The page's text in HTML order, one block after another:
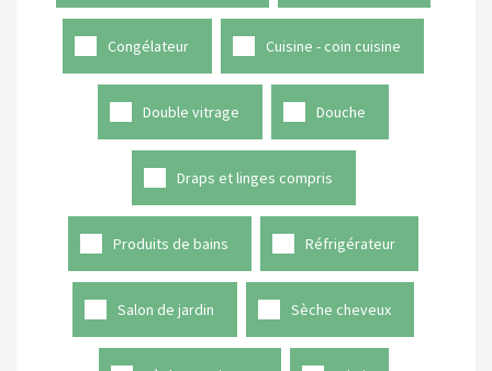
Congélateur Cuisine - coin cuisine
Double vitrage Douche
Draps et linges compris
Produits de bains Réfrigérateur
Salon de jardin Sèche cheveux